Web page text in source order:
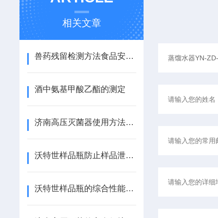
相关文章
兽药残留检测方法食品安全国家标准使用SPE及色谱柱
酒中氨基甲酸乙酯的测定
济南高压灭菌器使用方法和加热故障的处理
沃特世样品瓶防止样品泄漏和污染
沃特世样品瓶的综合性能和使用说明